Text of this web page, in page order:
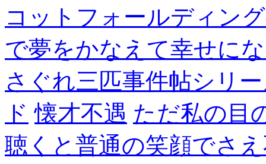
コットフォールディン
で夢をかなえて幸せに
さぐれ三匹事件帖シリ
ド 懐才不遇 ただ私の目
聴くと普通の笑顔でさ